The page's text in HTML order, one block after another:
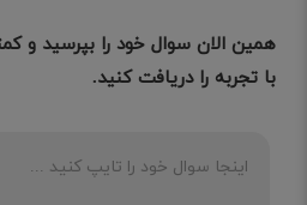
با تجربه را دریافت کنید.